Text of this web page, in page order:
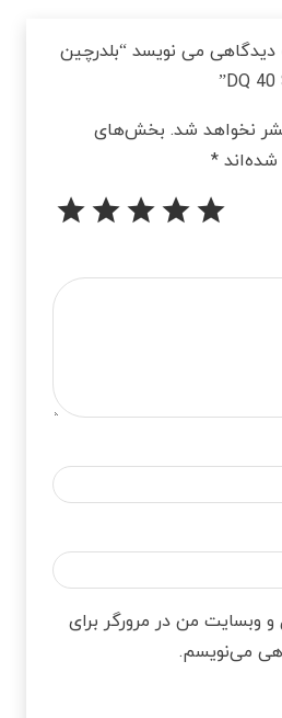
می نویسد “بلدرچین
نخواهد شد. بخش‌های
شده‌اند *
و وبسایت من در مرورگر برای
می‌نویسم.